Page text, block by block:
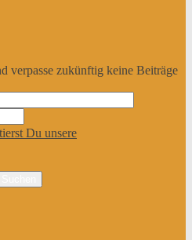
verpasse zukünftig keine Beiträge
Du unsere